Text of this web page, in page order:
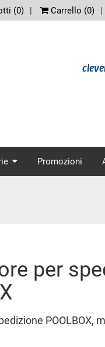
(0) Carrello (0)
Promozioni
per
POOLBOX,